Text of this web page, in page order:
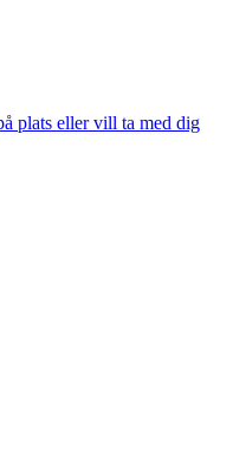
plats eller vill ta med dig